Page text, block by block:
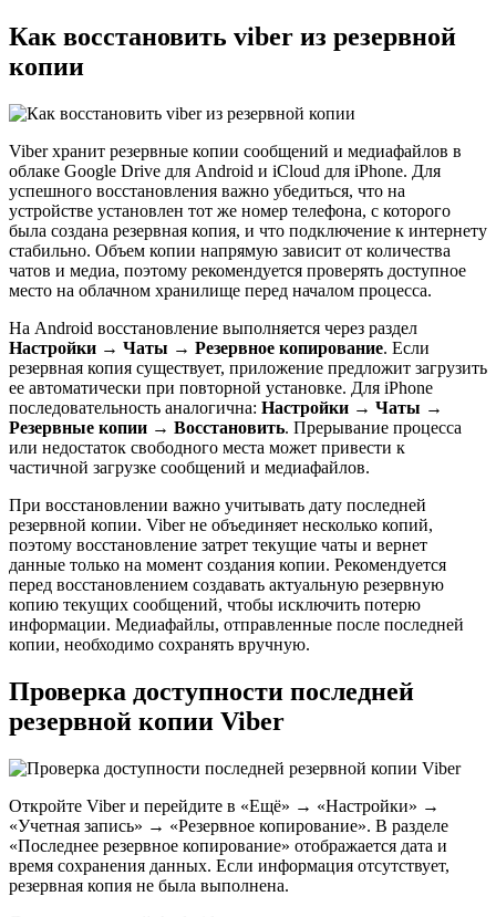
Как восстановить viber из резервной
копии
Viber хранит резервные копии сообщений и медиафайлов в
облаке Google Drive для Android и iCloud для iPhone. Для
успешного восстановления важно убедиться, что на
устройстве установлен тот же номер телефона, с которого
была создана резервная копия, и что подключение к интернету
стабильно. Объем копии напрямую зависит от количества
чатов и медиа, поэтому рекомендуется проверять доступное
место на облачном хранилище перед началом процесса.
На Android восстановление выполняется через раздел
Настройки → Чаты → Резервное копирование. Если
резервная копия существует, приложение предложит загрузить
ее автоматически при повторной установке. Для iPhone
последовательность аналогична: Настройки → Чаты →
Резервные копии → Восстановить. Прерывание процесса
или недостаток свободного места может привести к
частичной загрузке сообщений и медиафайлов.
При восстановлении важно учитывать дату последней
резервной копии. Viber не объединяет несколько копий,
поэтому восстановление затрет текущие чаты и вернет
данные только на момент создания копии. Рекомендуется
перед восстановлением создавать актуальную резервную
копию текущих сообщений, чтобы исключить потерю
информации. Медиафайлы, отправленные после последней
копии, необходимо сохранять вручную.
Проверка доступности последней
резервной копии Viber
Откройте Viber и перейдите в «Ещё» → «Настройки» →
«Учетная запись» → «Резервное копирование». В разделе
«Последнее резервное копирование» отображается дата и
время сохранения данных. Если информация отсутствует,
резервная копия не была выполнена.